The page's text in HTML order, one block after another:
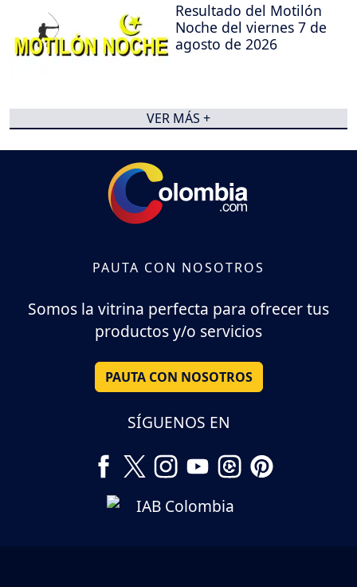
Resultado del Motilón
Noche del viernes 7 de
agosto de 2026
VER MÁS +
PAUTA CON NOSOTROS
Somos la vitrina perfecta para ofrecer tus
productos y/o servicios
PAUTA CON NOSOTROS
SÍGUENOS EN